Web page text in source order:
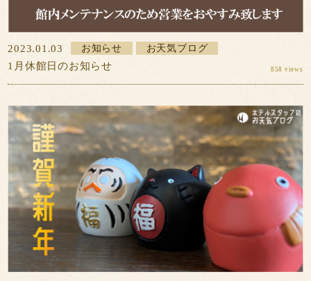
2023.01.03 お知らせ お天気ブログ
1月休館日のお知らせ 858 views